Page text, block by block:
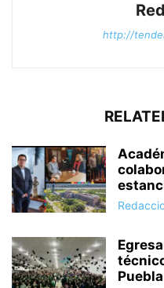
http://
Puebla